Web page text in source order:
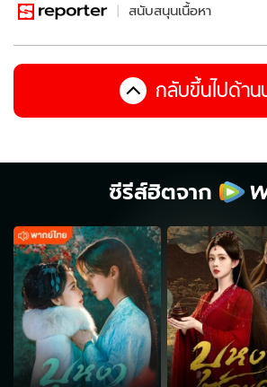
สนับสนุนเนื้อหา
กลับขึ้นไปด้าน
ซีรีส์ฮิตจาก